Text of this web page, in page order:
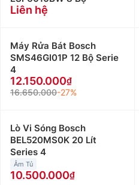
Khách hàng ở Khu vực
hệ: 0912339019
hệ: 0982067318
Khách hàng ở Khu vực
hệ: 0983666996
Khách hàng ở Khu vực
hệ: 0983666996
Khách hàng ở Khu vực
hệ: 0983666996
Liên hệ
Máy Rửa Bát Bosch
SMS46GI01P 12 Bộ Serie
4
12.150.000
16.650.000-27%
Lò Vi Sóng Bosch
BEL520MS0K 20 Lít
Series 4
Âm Tủ
10.500.000